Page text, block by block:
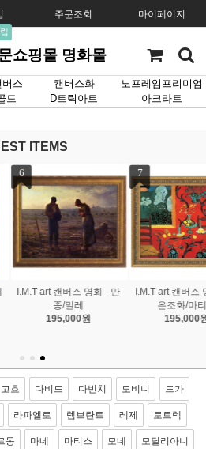
주문조회 마이페이지
쇼핑몰 명화몰
스 캔버스화
노프레임프리미엄
드 D트릭아트 아크라트
ITEMS
캔버스 명화 - 스
링부케/르느와르
195,000원
I.M.T art 캔버스 명화 - 화
가의 정원/모네
195,000원
고흐 다비드 다빈치 도비니 드가
라파엘로 렘브란트 레제 로트렉
동 마네 마티스 모네 모딜리아니